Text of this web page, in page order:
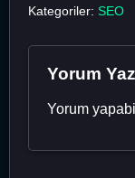
Kategoriler: SEO
Yorum Yaz
Yorum